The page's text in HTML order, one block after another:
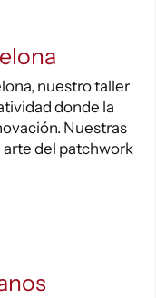
nuestro taller
donde la
Nuestras
arte del patchwork